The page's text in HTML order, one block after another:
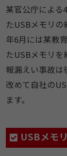
某官公庁による
たUSBメモリ
年6月には某教
たUSBメモリ
報漏えい事故は
改めて自社の
ます。
USBメモ